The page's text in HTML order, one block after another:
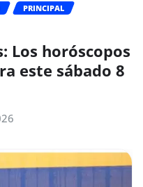
PRINCIPAL
Los horóscopos
este sábado 8